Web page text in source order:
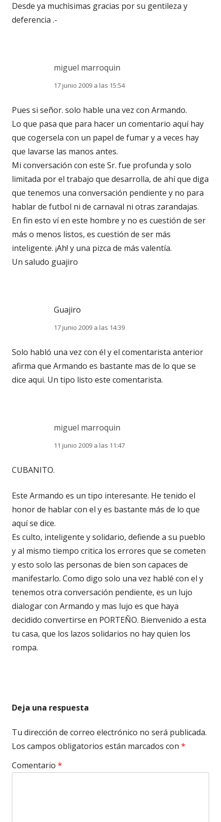
Desde ya muchìsimas gracias por su gentileza y
deferencia .-
miguel marroquin
17 junio 2009 a las 15:54
Pues si señor. solo hable una vez con Armando.
Lo que pasa que para hacer un comentario aquí hay
que cogersela con un papel de fumar y a veces hay
que lavarse las manos antes.
Mi conversación con este Sr. fue profunda y solo
limitada por el trabajo que desarrolla, de ahí que diga
que tenemos una conversación pendiente y no para
hablar de futbol ni de carnaval ni otras zarandajas.
En fin esto ví en este hombre y no es cuestión de ser
más o menos listos, es cuestión de ser más
inteligente. ¡Ah! y una pizca de más valentía.
Un saludo guajiro
Guajiro
17 junio 2009 a las 14:39
Solo habló una vez con él y el comentarista anterior
afirma que Armando es bastante mas de lo que se
dice aqui. Un tipo listo este comentarista.
miguel marroquin
11 junio 2009 a las 11:47
CUBANITO.
Este Armando es un tipo interesante. He tenido el
honor de hablar con el y es bastante más de lo que
aquí se dice.
Es culto, inteligente y solidario, defiende a su pueblo
y al mismo tiempo critica los errores que se cometen
y esto solo las personas de bien son capaces de
manifestarlo. Como digo solo una vez hablé con el y
tenemos otra conversación pendiente, es un lujo
dialogar con Armando y mas lujo es que haya
decidido convertirse en PORTEÑO. Bienvenido a esta
tu casa, que los lazos solidarios no hay quien los
rompa.
Deja una respuesta
Tu dirección de correo electrónico no será publicada.
Los campos obligatorios están marcados con *
Comentario *